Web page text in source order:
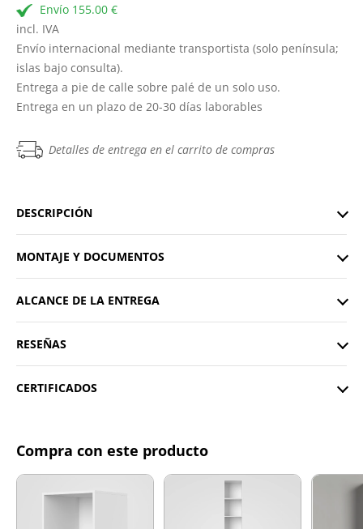
Envío 155.00 €
incl. IVA
Envío internacional mediante transportista (solo península;
islas bajo consulta).
Entrega a pie de calle sobre palé de un solo uso.
Entrega en un plazo de 20-30 días laborables
Detalles de entrega en el carrito de compras
DESCRIPCIÓN
MONTAJE Y DOCUMENTOS
ALCANCE DE LA ENTREGA
RESEÑAS
CERTIFICADOS
Compra con este producto